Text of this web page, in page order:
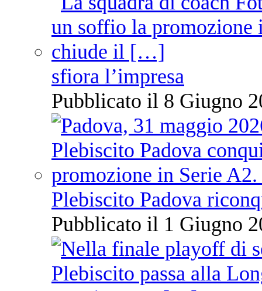
sfiora l’impresa
Pubblicato il 8 Giugno
Plebiscito Padova
Pubblicato il 1 Giugno